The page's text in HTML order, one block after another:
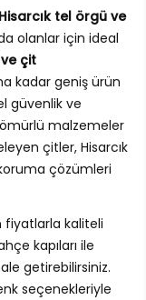
Hisarcık tel örgü ve
olanlar için ideal
çit
kadar geniş ürün
güvenlik ve
malzemeler
çitler, Hisarcık
çözümleri
fiyatlarla kaliteli
kapıları ile
getirebilirsiniz.
seçenekleriyle